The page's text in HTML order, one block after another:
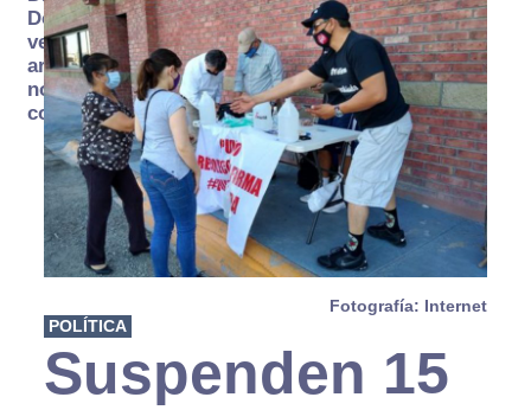
Donde la
verdad
arde… pero
no se
consume
expedita
Fotografía: Internet
POLÍTICA
Suspenden 15